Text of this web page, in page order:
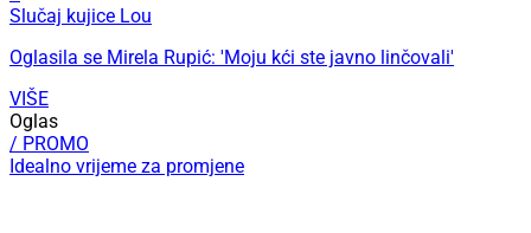
Slučaj kujice Lou
Oglasila se Mirela Rupić: 'Moju kći ste javno linčovali'
VIŠE
Oglas
/ PROMO
Idealno vrijeme za promjene